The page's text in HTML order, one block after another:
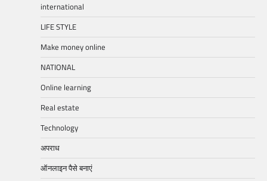
international
LIFE STYLE
Make money online
NATIONAL
Online learning
Real estate
Technology
अपराध
ऑनलाइन पैसे बनाएं